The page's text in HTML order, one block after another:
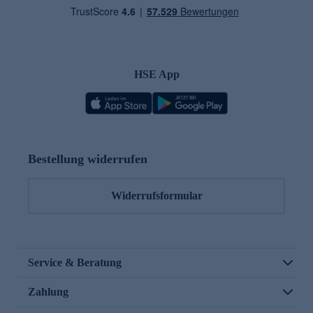
HSE App
Bestellung widerrufen
Widerrufsformular
Service & Beratung
Zahlung